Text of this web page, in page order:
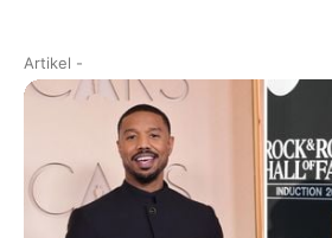
Artikel -